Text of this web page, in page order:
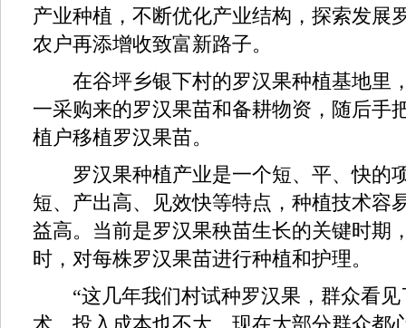
产业种植，不断优化产业结构，探索发展
农户再添增收致富新路子。
在谷坪乡银下村的罗汉果种植基地里
一采购来的罗汉果苗和备耕物资，随后手
植户移植罗汉果苗。
罗汉果种植产业是一个短、平、快的
短、产出高、见效快等特点，种植技术容
益高。当前是罗汉果秧苗生长的关键时期
时，对每株罗汉果苗进行种植和护理。
“这几年我们村试种罗汉果，群众看见